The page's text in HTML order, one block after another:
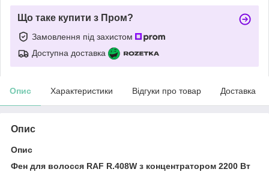
Що таке купити з Пром?
Замовлення під захистом
Доступна доставка
Опис Характеристики Відгуки про товар Доставка
Опис
Опис
Фен для волосся RAF R.408W з концентратором 2200 Вт